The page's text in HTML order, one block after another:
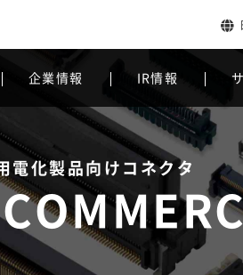
企業情報 IR情報
電化製品向けコネクタ